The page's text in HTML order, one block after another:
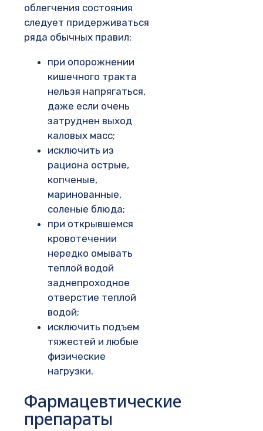
облегчения состояния
следует придерживаться
ряда обычных правил:
при опорожнении
кишечного тракта
нельзя напрягаться,
даже если очень
затруднен выход
каловых масс;
исключить из
рациона острые,
копченые,
маринованные,
соленые блюда;
при открывшемся
кровотечении
нередко омывать
теплой водой
заднепроходное
отверстие теплой
водой;
исключить подъем
тяжестей и любые
физические
нагрузки.
Фармацевтические
препараты